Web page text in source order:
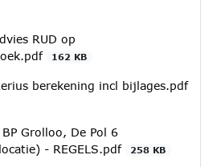
RUD op
162 KB
berekening incl bijlages.pdf
Grolloo, De Pol 6
- REGELS.pdf
258 KB